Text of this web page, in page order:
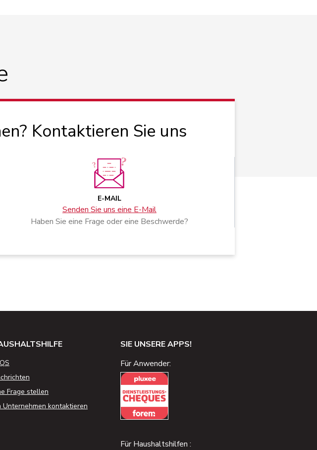
Kontaktieren Sie uns
E-MAIL
Senden Sie uns eine E-Mail
Haben Sie eine Frage oder eine Beschwerde?
Frage stellen
Unternehmen kontaktieren
SIE UNSERE APPS!
Für Anwender:
Für Haushaltshilfen :